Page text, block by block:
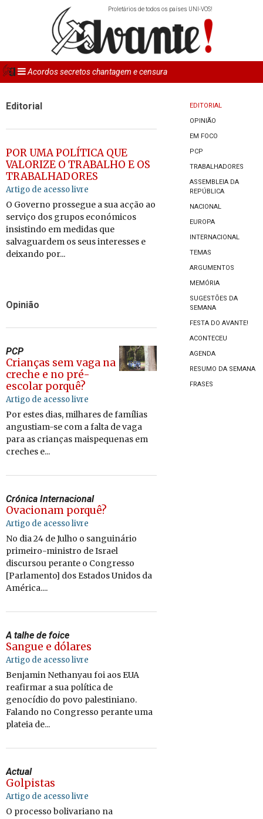
Proletários de todos os países UNI-VOS!
Acordos secretos chantagem e censura
Editorial
POR UMA POLÍTICA QUE
VALORIZE O TRABALHO E OS
TRABALHADORES
Artigo de acesso livre
O Governo prossegue a sua acção ao
serviço dos grupos económicos
insistindo em medidas que
salvaguardem os seus interesses e
deixando por...
Opinião
PCP
Crianças sem vaga na
creche e no pré-
escolar porquê?
Artigo de acesso livre
Por estes dias, milhares de famílias
angustiam-se com a falta de vaga
para as crianças maispequenas em
creches e...
Crónica Internacional
Ovacionam porquê?
Artigo de acesso livre
No dia 24 de Julho o sanguinário
primeiro-ministro de Israel
discursou perante o Congresso
[Parlamento] dos Estados Unidos da
América....
A talhe de foice
Sangue e dólares
Artigo de acesso livre
Benjamin Nethanyau foi aos EUA
reafirmar a sua política de
genocídio do povo palestiniano.
Falando no Congresso perante uma
plateia de...
Actual
Golpistas
Artigo de acesso livre
O processo bolivariano na
EDITORIAL
OPINIÃO
EM FOCO
PCP
TRABALHADORES
ASSEMBLEIA DA
REPÚBLICA
NACIONAL
EUROPA
INTERNACIONAL
TEMAS
ARGUMENTOS
MEMÓRIA
SUGESTÕES DA
SEMANA
FESTA DO AVANTE!
ACONTECEU
AGENDA
RESUMO DA SEMANA
FRASES